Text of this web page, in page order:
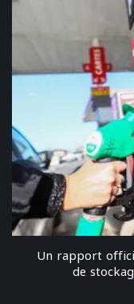
Un rapport
de